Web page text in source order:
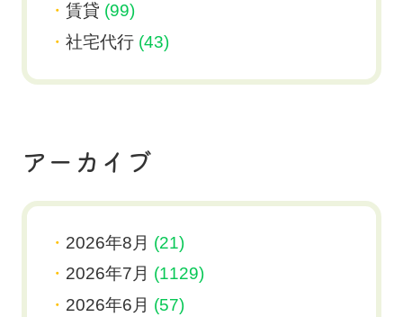
賃貸 (99)
社宅代行(43)
アーカイブ
2026年8月 (21)
2026年7月 (1129)
2026年6月 (57)